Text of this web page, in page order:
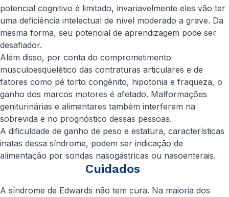
potencial cognitivo é limitado, invariavelmente eles vão ter
uma deficiência intelectual de nível moderado a grave. Da
mesma forma, seu potencial de aprendizagem pode ser
desafiador.
Além disso, por conta do comprometimento
musculoesquelético das contraturas articulares e de
fatores como pé torto congênito, hipotonia e fraqueza, o
ganho dos marcos motores é afetado. Malformações
geniturinárias e alimentares também interferem na
sobrevida e no prognóstico dessas pessoas.
A dificuldade de ganho de peso e estatura, características
inatas dessa síndrome, podem ser indicação de
alimentação por sondas nasogástricas ou nasoenterais.
Cuidados
A síndrome de Edwards não tem cura. Na maioria dos